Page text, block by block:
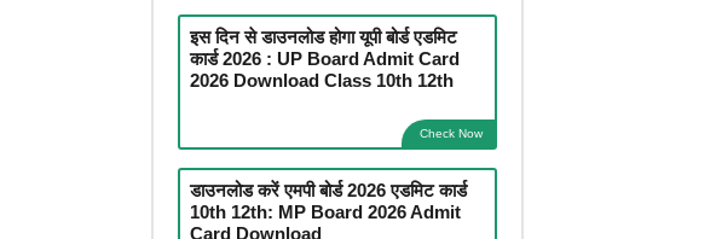
इस दिन से डाउनलोड होगा यूपी बोर्ड एडमिट
कार्ड 2026 : UP Board Admit Card
2026 Download Class 10th 12th
Check Now
डाउनलोड करें एमपी बोर्ड 2026 एडमिट कार्ड
10th 12th: MP Board 2026 Admit
Card Download